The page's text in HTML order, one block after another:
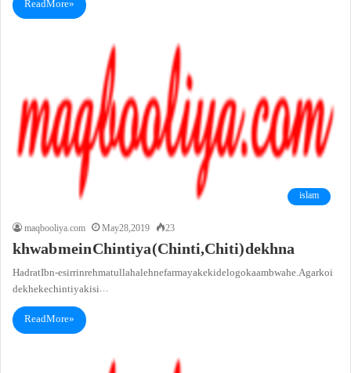
Read More »
islam
maqbooliya.com
May 28, 2019 23
khwab mein Chintiya (Chinti,Chiti) dekhna
Hadrat Ibn -e sirrin rehmatullah aleh ne farmaya ke kide logo ka ambwa he. Agar koi
dekhe ke chintiya kisi…
Read More »